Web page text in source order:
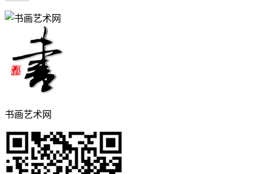
书画艺术网